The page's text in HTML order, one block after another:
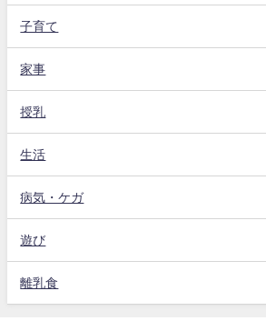
子育て
家事
授乳
生活
病気・ケガ
遊び
離乳食